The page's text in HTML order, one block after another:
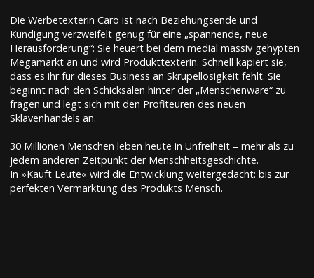
Die Werbetexterin Caro ist nach Beziehungsende und
Kündigung verzweifelt genug für eine „spannende, neue
Herausforderung“: Sie heuert bei dem medial massiv gehypten
Megamarkt an und wird Produkttexterin. Schnell kapiert sie,
dass es ihr für dieses Business an Skrupellosigkeit fehlt. Sie
beginnt nach den Schicksalen hinter der „Menschenware“ zu
fragen und legt sich mit den Profiteuren des neuen
Sklavenhandels an.
30 Millionen Menschen leben heute in Unfreiheit – mehr als zu
jedem anderen Zeitpunkt der Menschheitsgeschichte.
In »Kauft Leute« wird die Entwicklung weitergedacht: bis zur
perfekten Vermarktung des Produkts Mensch.